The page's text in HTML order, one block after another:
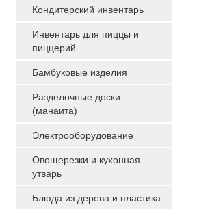
Кондитерский инвентарь
Инвентарь для пиццы и
пиццерий
Бамбуковые изделия
Разделочные доски
(манаита)
Электрооборудование
Овощерезки и кухонная
утварь
Блюда из дерева и пластика